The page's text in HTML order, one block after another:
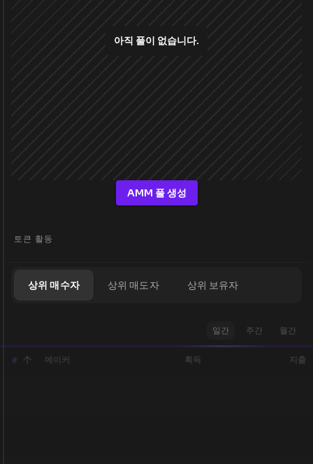
아직 풀이 없습니다.
AMM 풀 생성
토큰 활동
상위 매수자 상위 매도자 상위 보유자
일간 주간 월간
# 메이커 획득 지출